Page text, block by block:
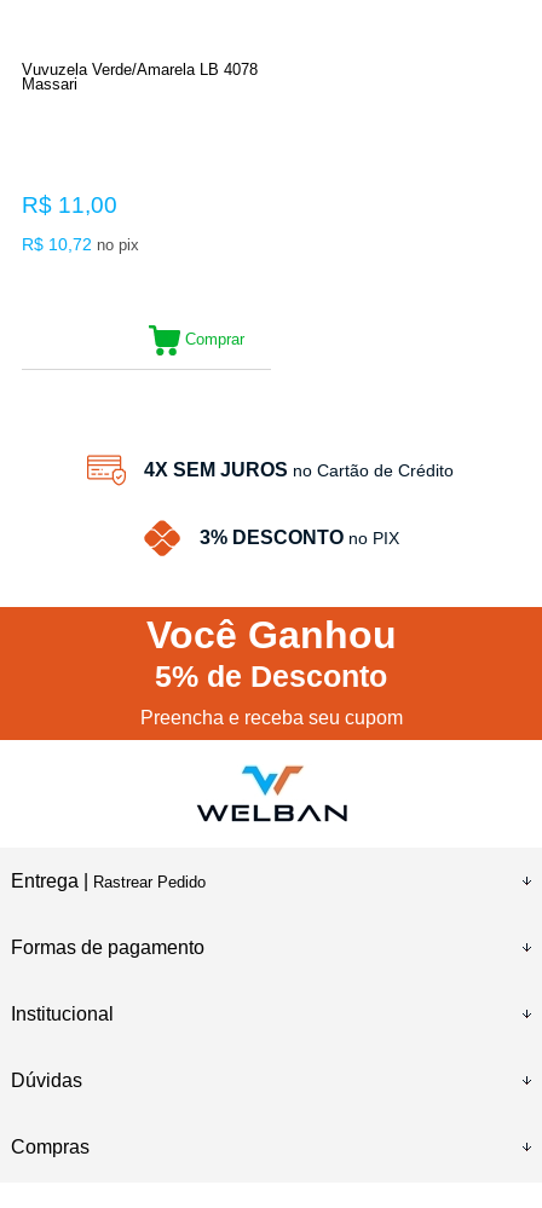
Vuvuzela Verde/Amarela LB 4078
Massari
R$ 11,00
R$ 10,72 no pix
Comprar
4X SEM JUROS no Cartão de Crédito
3% DESCONTO no PIX
Você Ganhou
5% de Desconto
Preencha e receba seu cupom
Entrega | Rastrear Pedido
Formas de pagamento
Institucional
Dúvidas
Compras